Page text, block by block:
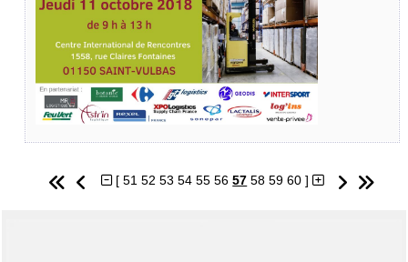
[51 52 53 54 55 56 57 58 59 60 ]